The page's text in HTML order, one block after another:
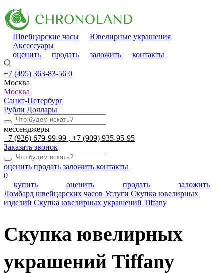
Швейцарские часы
Ювелирные украшения
Аксессуары
оценить
продать заложить контакты
+7 (495) 363-83-56 0
Москва
Москва
Санкт-Петербург
Рубли Доллары
мессенджеры
+7 (926) 679-99-99
+7 (909) 935-95-95
Заказать звонок
оценить продать заложить контакты
0
купить
оценить продать
заложить
Ломбард швейцарских часов Услуги Скупка ювелирных
изделий Скупка ювелирных украшений Tiffany
Скупка ювелирных
украшений Tiffany